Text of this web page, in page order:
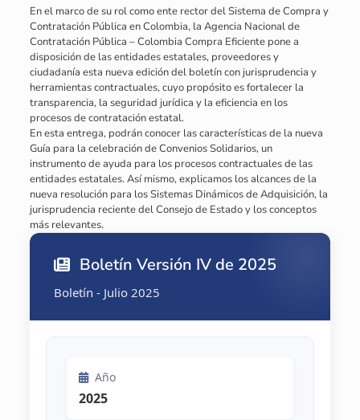
En el marco de su rol como ente rector del Sistema de Compra y
Contratación Pública en Colombia, la Agencia Nacional de
Contratación Pública – Colombia Compra Eficiente pone a
disposición de las entidades estatales, proveedores y
ciudadanía esta nueva edición del boletín con jurisprudencia y
herramientas contractuales, cuyo propósito es fortalecer la
transparencia, la seguridad jurídica y la eficiencia en los
procesos de contratación estatal.
En esta entrega, podrán conocer las características de la nueva
Guía para la celebración de Convenios Solidarios, un
instrumento de ayuda para los procesos contractuales de las
entidades estatales. Así mismo, explicamos los alcances de la
nueva resolución para los Sistemas Dinámicos de Adquisición, la
jurisprudencia reciente del Consejo de Estado y los conceptos
más relevantes.
Boletín Versión IV de 2025
Boletín - Julio 2025
Año
2025